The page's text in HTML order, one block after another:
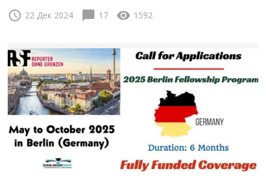
schedule 22 Дек 2024 chat_bubble 17 visibility 1592